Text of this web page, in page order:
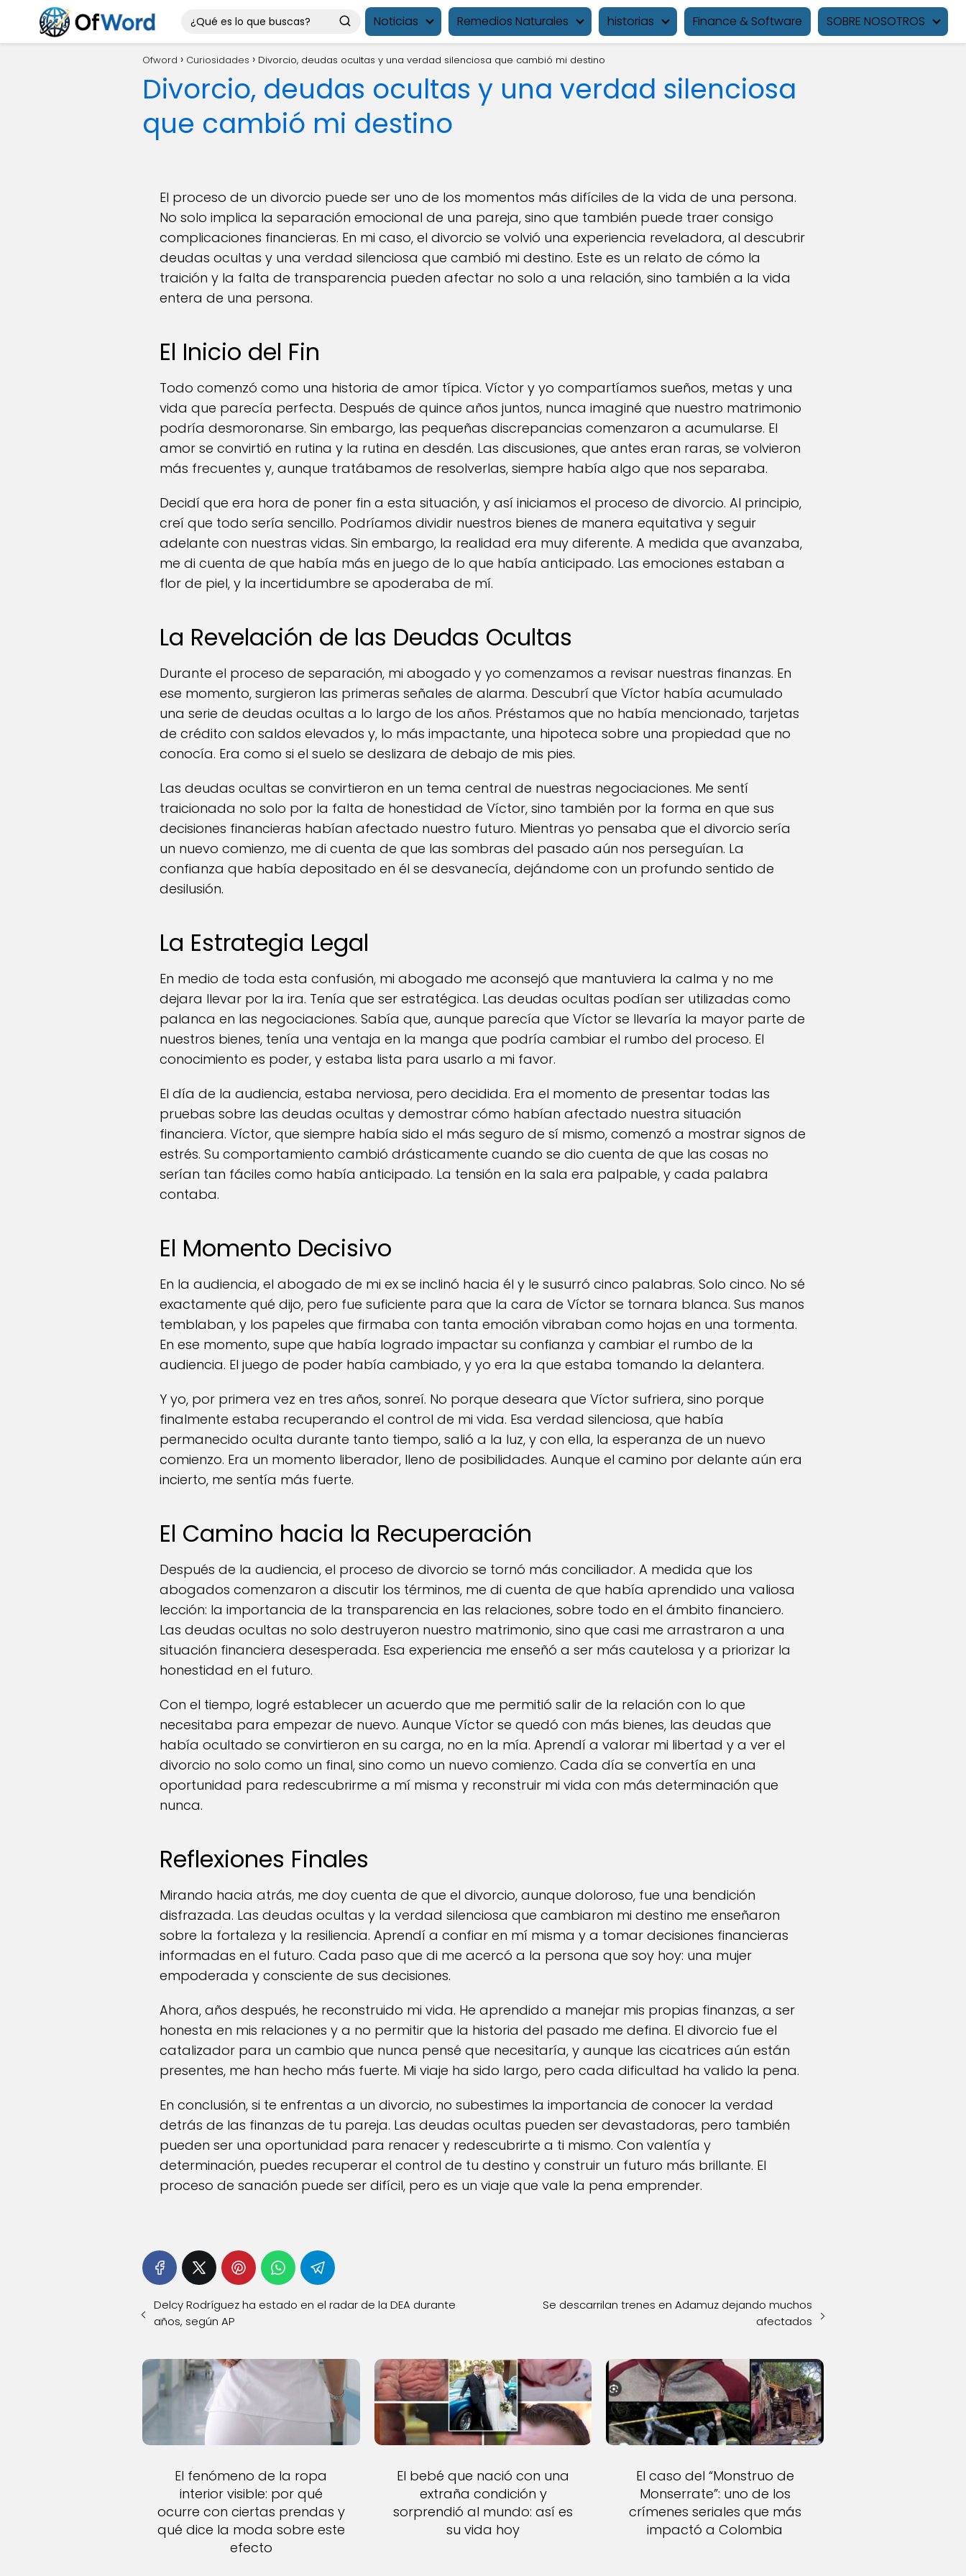
Noticias Remedios Naturales historias Finance & Software SOBRE NOSOTROS
Ofword Curiosidades Divorcio, deudas ocultas y una verdad silenciosa que cambió mi destino
Divorcio, deudas ocultas y una verdad silenciosa
que cambió mi destino
El proceso de un divorcio puede ser uno de los momentos más difíciles de la vida de una persona.
No solo implica la separación emocional de una pareja, sino que también puede traer consigo
complicaciones financieras. En mi caso, el divorcio se volvió una experiencia reveladora, al descubrir
deudas ocultas y una verdad silenciosa que cambió mi destino. Este es un relato de cómo la
traición y la falta de transparencia pueden afectar no solo a una relación, sino también a la vida
entera de una persona.
El Inicio del Fin
Todo comenzó como una historia de amor típica. Víctor y yo compartíamos sueños, metas y una
vida que parecía perfecta. Después de quince años juntos, nunca imaginé que nuestro matrimonio
podría desmoronarse. Sin embargo, las pequeñas discrepancias comenzaron a acumularse. El
amor se convirtió en rutina y la rutina en desdén. Las discusiones, que antes eran raras, se volvieron
más frecuentes y, aunque tratábamos de resolverlas, siempre había algo que nos separaba.
Decidí que era hora de poner fin a esta situación, y así iniciamos el proceso de divorcio. Al principio,
creí que todo sería sencillo. Podríamos dividir nuestros bienes de manera equitativa y seguir
adelante con nuestras vidas. Sin embargo, la realidad era muy diferente. A medida que avanzaba,
me di cuenta de que había más en juego de lo que había anticipado. Las emociones estaban a
flor de piel, y la incertidumbre se apoderaba de mí.
La Revelación de las Deudas Ocultas
Durante el proceso de separación, mi abogado y yo comenzamos a revisar nuestras finanzas. En
ese momento, surgieron las primeras señales de alarma. Descubrí que Víctor había acumulado
una serie de deudas ocultas a lo largo de los años. Préstamos que no había mencionado, tarjetas
de crédito con saldos elevados y, lo más impactante, una hipoteca sobre una propiedad que no
conocía. Era como si el suelo se deslizara de debajo de mis pies.
Las deudas ocultas se convirtieron en un tema central de nuestras negociaciones. Me sentí
traicionada no solo por la falta de honestidad de Víctor, sino también por la forma en que sus
decisiones financieras habían afectado nuestro futuro. Mientras yo pensaba que el divorcio sería
un nuevo comienzo, me di cuenta de que las sombras del pasado aún nos perseguían. La
confianza que había depositado en él se desvanecía, dejándome con un profundo sentido de
desilusión.
La Estrategia Legal
En medio de toda esta confusión, mi abogado me aconsejó que mantuviera la calma y no me
dejara llevar por la ira. Tenía que ser estratégica. Las deudas ocultas podían ser utilizadas como
palanca en las negociaciones. Sabía que, aunque parecía que Víctor se llevaría la mayor parte de
nuestros bienes, tenía una ventaja en la manga que podría cambiar el rumbo del proceso. El
conocimiento es poder, y estaba lista para usarlo a mi favor.
El día de la audiencia, estaba nerviosa, pero decidida. Era el momento de presentar todas las
pruebas sobre las deudas ocultas y demostrar cómo habían afectado nuestra situación
financiera. Víctor, que siempre había sido el más seguro de sí mismo, comenzó a mostrar signos de
estrés. Su comportamiento cambió drásticamente cuando se dio cuenta de que las cosas no
serían tan fáciles como había anticipado. La tensión en la sala era palpable, y cada palabra
contaba.
El Momento Decisivo
En la audiencia, el abogado de mi ex se inclinó hacia él y le susurró cinco palabras. Solo cinco. No sé
exactamente qué dijo, pero fue suficiente para que la cara de Víctor se tornara blanca. Sus manos
temblaban, y los papeles que firmaba con tanta emoción vibraban como hojas en una tormenta.
En ese momento, supe que había logrado impactar su confianza y cambiar el rumbo de la
audiencia. El juego de poder había cambiado, y yo era la que estaba tomando la delantera.
Y yo, por primera vez en tres años, sonreí. No porque deseara que Víctor sufriera, sino porque
finalmente estaba recuperando el control de mi vida. Esa verdad silenciosa, que había
permanecido oculta durante tanto tiempo, salió a la luz, y con ella, la esperanza de un nuevo
comienzo. Era un momento liberador, lleno de posibilidades. Aunque el camino por delante aún era
incierto, me sentía más fuerte.
El Camino hacia la Recuperación
Después de la audiencia, el proceso de divorcio se tornó más conciliador. A medida que los
abogados comenzaron a discutir los términos, me di cuenta de que había aprendido una valiosa
lección: la importancia de la transparencia en las relaciones, sobre todo en el ámbito financiero.
Las deudas ocultas no solo destruyeron nuestro matrimonio, sino que casi me arrastraron a una
situación financiera desesperada. Esa experiencia me enseñó a ser más cautelosa y a priorizar la
honestidad en el futuro.
Con el tiempo, logré establecer un acuerdo que me permitió salir de la relación con lo que
necesitaba para empezar de nuevo. Aunque Víctor se quedó con más bienes, las deudas que
había ocultado se convirtieron en su carga, no en la mía. Aprendí a valorar mi libertad y a ver el
divorcio no solo como un final, sino como un nuevo comienzo. Cada día se convertía en una
oportunidad para redescubrirme a mí misma y reconstruir mi vida con más determinación que
nunca.
Reflexiones Finales
Mirando hacia atrás, me doy cuenta de que el divorcio, aunque doloroso, fue una bendición
disfrazada. Las deudas ocultas y la verdad silenciosa que cambiaron mi destino me enseñaron
sobre la fortaleza y la resiliencia. Aprendí a confiar en mí misma y a tomar decisiones financieras
informadas en el futuro. Cada paso que di me acercó a la persona que soy hoy: una mujer
empoderada y consciente de sus decisiones.
Ahora, años después, he reconstruido mi vida. He aprendido a manejar mis propias finanzas, a ser
honesta en mis relaciones y a no permitir que la historia del pasado me defina. El divorcio fue el
catalizador para un cambio que nunca pensé que necesitaría, y aunque las cicatrices aún están
presentes, me han hecho más fuerte. Mi viaje ha sido largo, pero cada dificultad ha valido la pena.
En conclusión, si te enfrentas a un divorcio, no subestimes la importancia de conocer la verdad
detrás de las finanzas de tu pareja. Las deudas ocultas pueden ser devastadoras, pero también
pueden ser una oportunidad para renacer y redescubrirte a ti mismo. Con valentía y
determinación, puedes recuperar el control de tu destino y construir un futuro más brillante. El
proceso de sanación puede ser difícil, pero es un viaje que vale la pena emprender.
Delcy Rodríguez ha estado en el radar de la DEA durante
años, según AP
Se descarrilan trenes en Adamuz dejando muchos
afectados
El fenómeno de la ropa
interior visible: por qué
ocurre con ciertas prendas y
qué dice la moda sobre este
efecto
El bebé que nació con una
extraña condición y
sorprendió al mundo: así es
su vida hoy
El caso del “Monstruo de
Monserrate”: uno de los
crímenes seriales que más
impactó a Colombia